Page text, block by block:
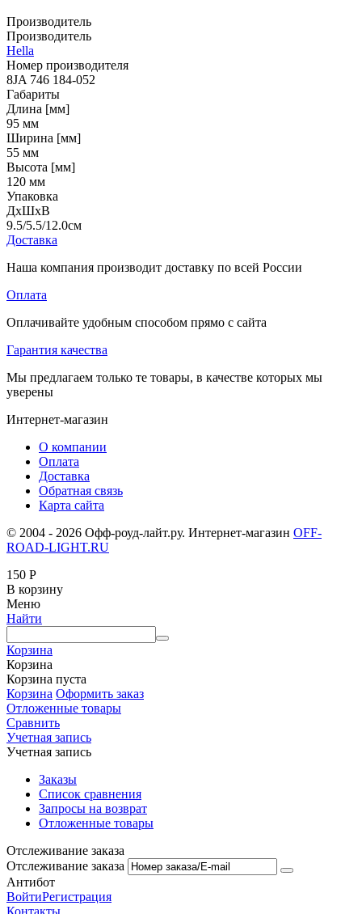
Производитель
Производитель
Hella
Номер производителя
8JA 746 184-052
Габариты
Длина [мм]
95 мм
Ширина [мм]
55 мм
Высота [мм]
120 мм
Упаковка
ДхШхВ
9.5/5.5/12.0см
Доставка
Наша компания производит доставку по всей России
Оплата
Оплачивайте удобным способом прямо с сайта
Гарантия качества
Мы предлагаем только те товары, в качестве которых мы
уверены
Интернет-магазин
О компании
Оплата
Доставка
Обратная связь
Карта сайта
© 2004 - 2026 Офф-роуд-лайт.ру. Интернет-магазин OFF-
ROAD-LIGHT.RU
150 Р
В корзину
Меню
Найти
Корзина
Корзина
Корзина пуста
Корзина Оформить заказ
Отложенные товары
Сравнить
Учетная запись
Учетная запись
Заказы
Список сравнения
Запросы на возврат
Отложенные товары
Отслеживание заказа
Отслеживание заказа
Антибот
ВойтиРегистрация